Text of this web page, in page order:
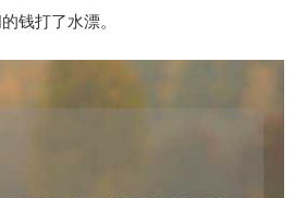
钱打了水漂。